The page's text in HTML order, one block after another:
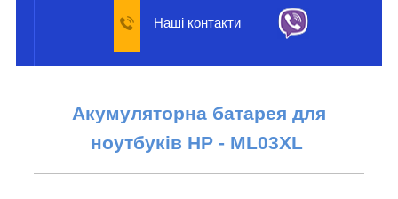
Наші контакти
Акумуляторна батарея для
ноутбуків НР - ML03XL